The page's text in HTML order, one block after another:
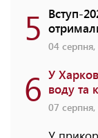
5 Вступ-
04
6 У
воду та
07